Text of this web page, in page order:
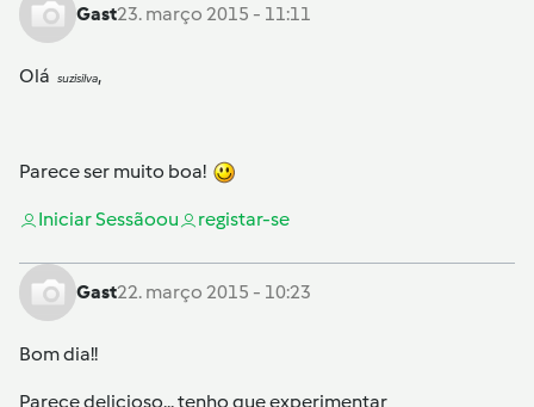
Gast23. março 2015 - 11:11
Olá suzisilva,
Parece ser muito boa!
Iniciar Sessãoou registar-se
Gast22. março 2015 - 10:23
Bom dia!!
Parece delicioso... tenho que experimentar